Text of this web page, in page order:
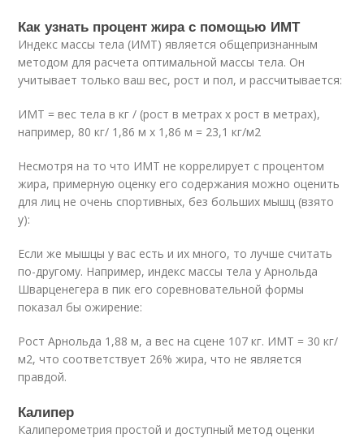
Как узнать процент жира с помощью ИМТ
Индекс массы тела (ИМТ) является общепризнанным
методом для расчета оптимальной массы тела. Он
учитывает только ваш вес, рост и пол, и рассчитывается:
ИМТ = вес тела в кг / (рост в метрах х рост в метрах),
например, 80 кг/ 1,86 м х 1,86 м = 23,1 кг/м2
Несмотря на то что ИМТ не коррелирует с процентом
жира, примерную оценку его содержания можно оценить
для лиц не очень спортивных, без больших мышц (взято
у):
Если же мышцы у вас есть и их много, то лучше считать
по-другому. Например, индекс массы тела у Арнольда
Шварценегера в пик его соревновательной формы
показал бы ожирение:
Рост Арнольда 1,88 м, а вес на сцене 107 кг. ИМТ = 30 кг/
м2, что соответствует 26% жира, что не является
правдой.
Калипер
Калиперометрия простой и доступный метод оценки